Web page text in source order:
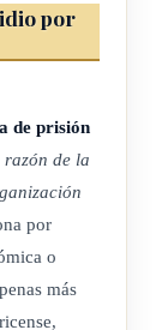
por
de prisión
razón de la
por
o
más